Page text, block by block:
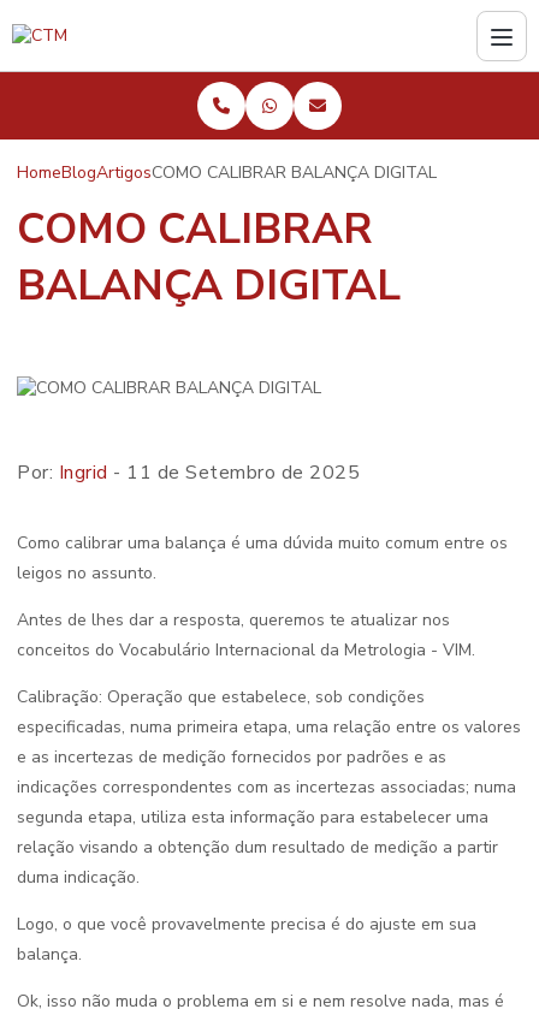
HomeBlogArtigosCOMO CALIBRAR BALANÇA DIGITAL
COMO CALIBRAR
BALANÇA DIGITAL
Por: Ingrid - 11 de Setembro de 2025
Como calibrar uma balança é uma dúvida muito comum entre os
leigos no assunto.
Antes de lhes dar a resposta, queremos te atualizar nos
conceitos do Vocabulário Internacional da Metrologia - VIM.
Calibração: Operação que estabelece, sob condições
especificadas, numa primeira etapa, uma relação entre os valores
e as incertezas de medição fornecidos por padrões e as
indicações correspondentes com as incertezas associadas; numa
segunda etapa, utiliza esta informação para estabelecer uma
relação visando a obtenção dum resultado de medição a partir
duma indicação.
Logo, o que você provavelmente precisa é do ajuste em sua
balança.
Ok, isso não muda o problema em si e nem resolve nada, mas é